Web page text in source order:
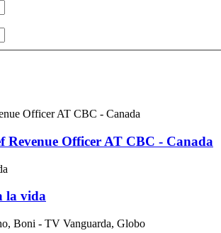
Officer AT CBC - Canada
la vida